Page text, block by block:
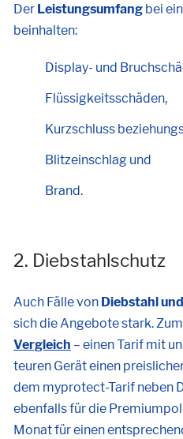
Der Leistungsumfang bei
beinhalten:
Display- und
Flüssigkeitsschäden,
Kurzschluss
Blitzeinschlag und
Brand.
2. Diebstahlschutz
Auch Fälle von Diebstahl
sich die Angebote stark.
Vergleich – einen Tarif mit
teuren Gerät einen
dem myprotect-Tarif neben
ebenfalls für die
Monat für einen